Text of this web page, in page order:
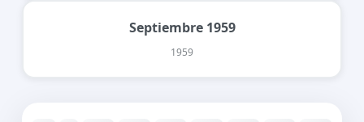
Septiembre 1959
1959